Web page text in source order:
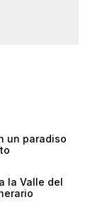
un paradiso
la Valle del